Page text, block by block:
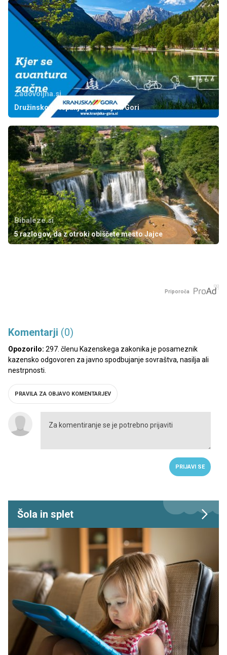
Zadovoljna.si
Družinsko potepanje po Kranjski Gori
Bibaleze.si
5 razlogov, da z otroki obiščete mesto Jajce
Priporoča
Komentarji (0)
Opozorilo: 297. členu Kazenskega zakonika je posameznik
kazensko odgovoren za javno spodbujanje sovraštva, nasilja ali
nestrpnosti.
PRAVILA ZA OBJAVO KOMENTARJEV
PRIJAVI SE
Šola in splet